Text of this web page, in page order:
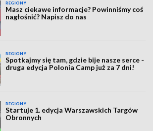
REGIONY
Masz ciekawe informacje? Powinniśmy coś
nagłośnić? Napisz do nas
REGIONY
Spotkajmy się tam, gdzie bije nasze serce -
druga edycja Polonia Camp już za 7 dni!
REGIONY
Startuje 1. edycja Warszawskich Targów
Obronnych